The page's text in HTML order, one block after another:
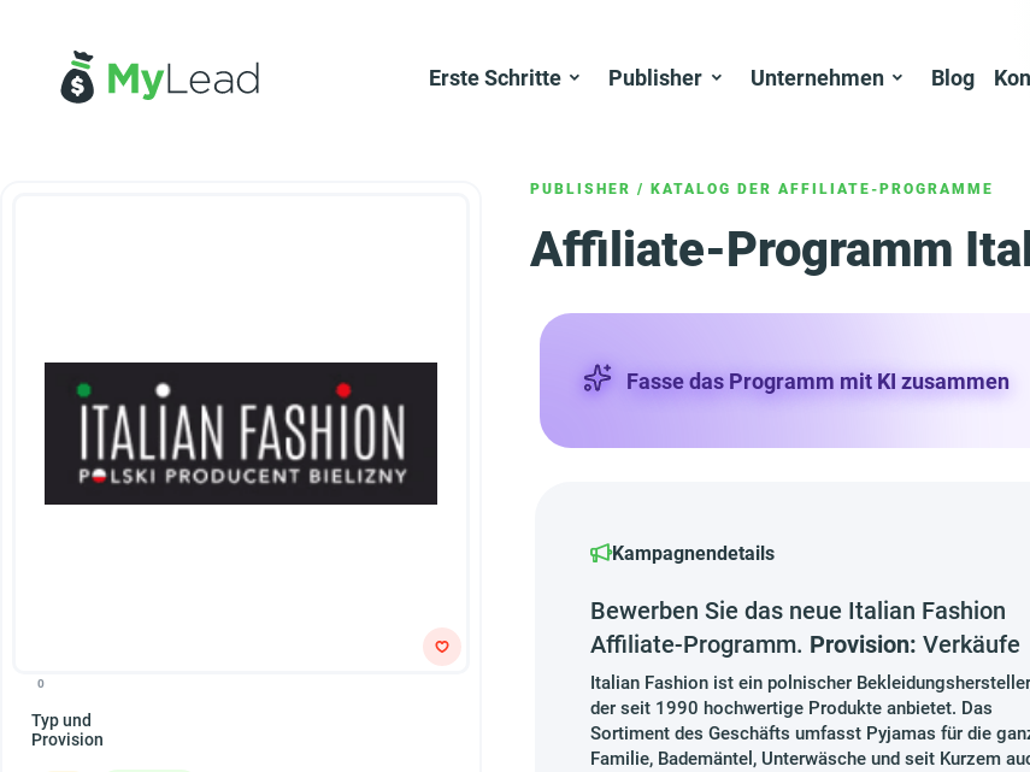
Erste Schritte Publisher Unternehmen Blog
PUBLISHER / KATALOG DER AFFILIATE-PROGRAMME
Affiliate-Programm
0
Typ und
Provision
Fasse das Programm mit KI zusammen
Kampagnendetails
Bewerben Sie das neue Italian Fashion
Affiliate-Programm. Provision: Verkäufe
Italian Fashion ist ein polnischer
der seit 1990 hochwertige Produkte anbietet. Das
Sortiment des Geschäfts umfasst Pyjamas für die
Familie, Bademäntel, Unterwäsche und seit Kurzem